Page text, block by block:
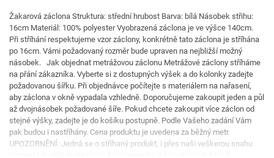
Žakarová záclona Struktura: střední hrubost Barva: bílá Násobek střihu:
16cm Materiál: 100% polyester Vyobrazená záclona je ve výšce 140cm.
Při stříhání respektujeme vzor záclony, konkrétně tato záclona je stříhána
po 16cm. Vámi požadovaný rozměr bude upraven na nejbližší možný
násobek. Jak objednat metrážovou záclonu Metrážové záclony stříháme
na přání zákazníka. Vyberte si z dostupných výšek a do kolonky zadejte
požadovanou šířku. Při objednávce počítejte s materiálem na nařasení,
aby záclona v okně vypadala vzhledně. Doporučujeme zakoupit jeden a půl
až dvojnásobek požadované šíře. Pokud chcete zakoupit více záclon od
stejné výšky, zadejte je do košíku postupně. Podle Vašeho zadání Vám
pak budou i nastříhány. Cena produktu je uvedena za běžný metr.
UPOZORNĚNÍ: Jedná se o stříhaný produkt, i přes naši veškerou snahu